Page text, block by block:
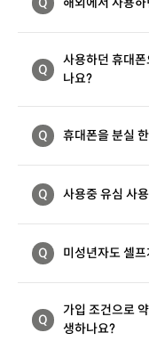
Q
사용하던 휴대
나요?
Q 휴대폰을 분실
Q 사용중 유심 사
Q 미성년자도 셀
Q
가입 조건으로
생하나요?